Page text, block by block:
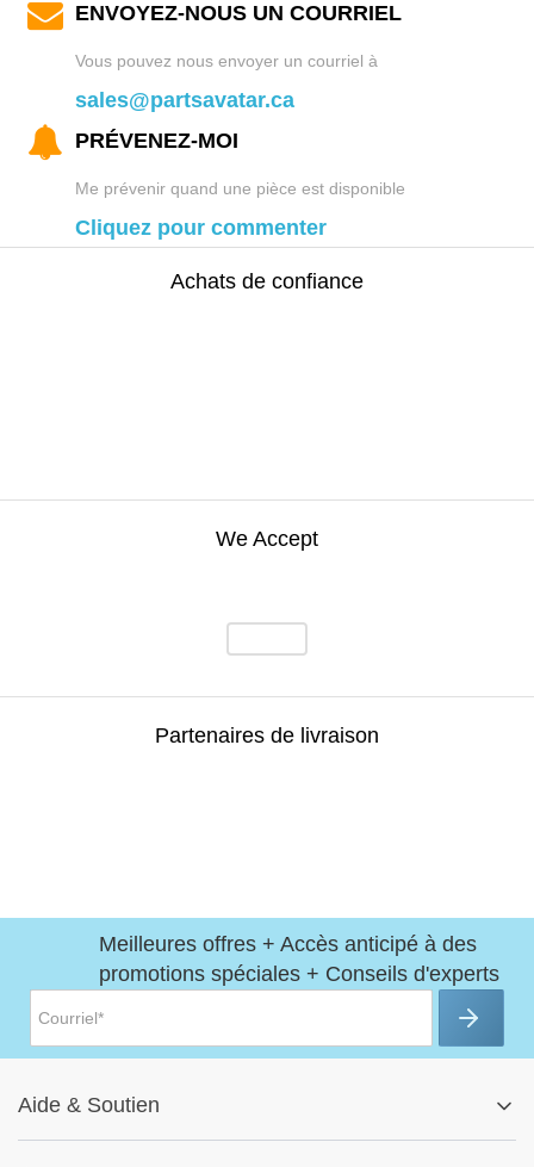
ENVOYEZ-NOUS UN COURRIEL
Vous pouvez nous envoyer un courriel à
sales@partsavatar.ca
PRÉVENEZ-MOI
Me prévenir quand une pièce est disponible
Cliquez pour commenter
Achats de confiance
We Accept
Partenaires de livraison
Meilleures offres + Accès anticipé à des
promotions spéciales + Conseils d'experts
Aide & Soutien